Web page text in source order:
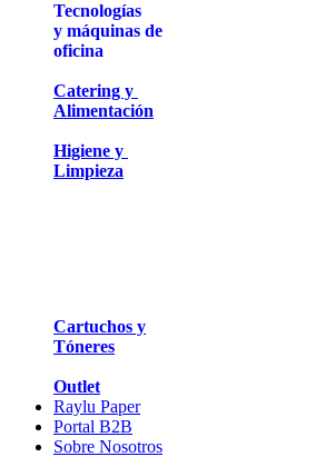
Tecnologías
y máquinas de
oficina
Catering y
Alimentación
Higiene y
Limpieza
Cartuchos y
Tóneres
Outlet
Raylu Paper
Portal B2B
Sobre Nosotros